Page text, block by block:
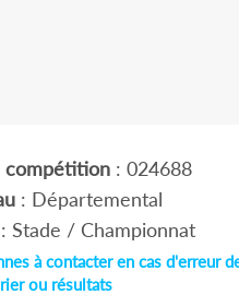
compétition: 024688
: Départemental
Stade / Championnat
à contacter en cas d'erreur
ou résultats